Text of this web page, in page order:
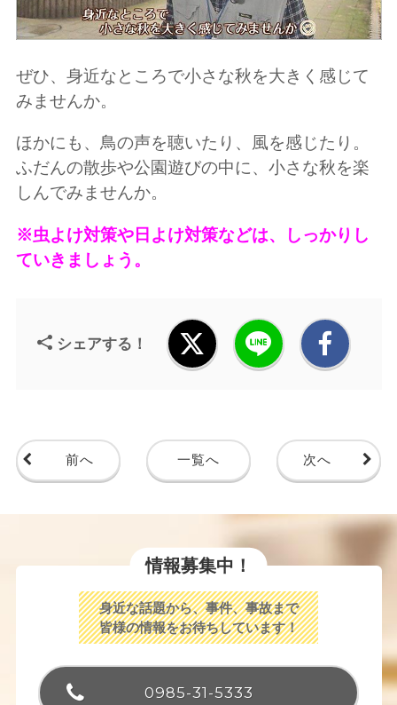
ぜひ、身近なところで小さな秋を大きく感じて
みませんか。
ほかにも、鳥の声を聴いたり、風を感じたり。
ふだんの散歩や公園遊びの中に、小さな秋を楽
しんでみませんか。
※虫よけ対策や日よけ対策などは、しっかりし
ていきましょう。
シェアする！
前へ 一覧へ 次へ
情報募集中！
身近な話題から、事件、事故まで
皆様の情報をお待ちしています！
0985-31-5333